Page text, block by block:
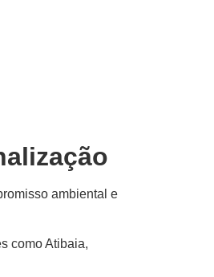
ambiental e
como Atibaia,